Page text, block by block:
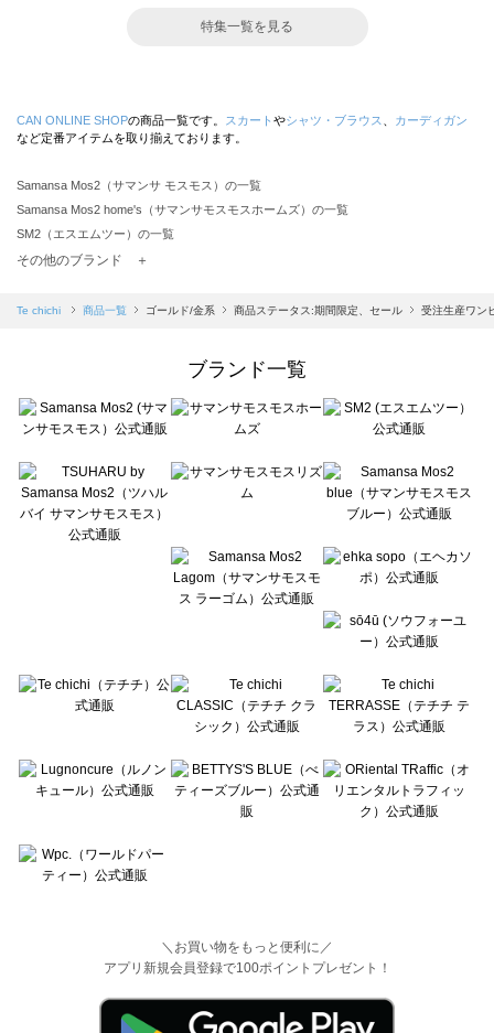
特集一覧を見る
CAN ONLINE SHOPの商品一覧です。 スカート やシャツ・ブラウス
カーディガン
など定番アイテムを取り揃えております。
Samansa Mos2（サマンサ モスモス）の一覧
Samansa Mos2 home's（サマンサモスモスホームズ）の一覧
SM2（エスエムツー）の一覧
TSUHARU by Samansa Mos2（ツハルバイサマンサモスモス）の一覧
Samansa Mos2 blue（サマンサモスモス ブルー）の一覧
Te chichi（テチチ）の一覧
Te chichi CLASSIC（テチチ クラシック）の一覧
Lugnoncure（ルノンキュール）の一覧
BETTY'S BLUE（べティーズブルー）の一覧
Wpc.（ワールドパーティー）の一覧
その他のブランド ＋
Te chichi 商品一覧 ゴールド/金系 商品ステータス:期間限定、セール 受注生産ワン
ブランド一覧
＼お買い物をもっと便利に／
アプリ新規会員登録で100ポイントプレゼント！